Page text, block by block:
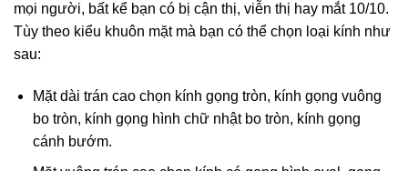
mọi người, bất kể bạn có bị cận thị, viễn thị hay mắt 10/10.
Tùy theo kiểu khuôn mặt mà bạn có thể chọn loại kính như
sau:
Mặt dài trán cao chọn kính gọng tròn, kính gọng vuông
bo tròn, kính gọng hình chữ nhật bo tròn, kính gọng
cánh bướm.